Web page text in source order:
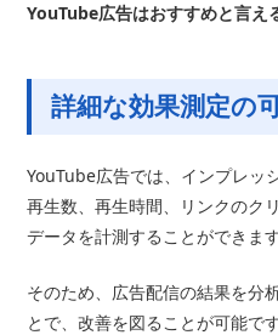
YouTube広告はおすすめと言え
詳細な効果測定の
YouTube広告では、インプレッ
再生数、再生時間、リンクのク
データを計測することができます
そのため、広告配信の結果を分
とで、改善を図ることが可能です